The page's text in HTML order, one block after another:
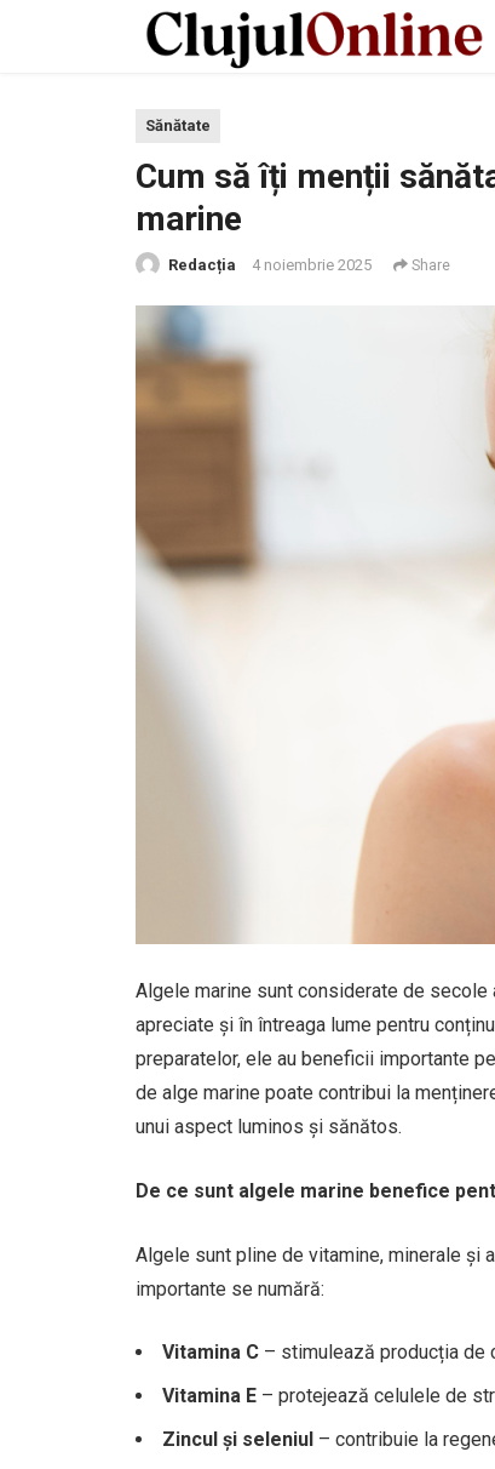
Sănătate
Cum să îți menții
marine
Redacția 4 noiembrie 2025 Share
Algele marine sunt considerate de
apreciate și în întreaga lume pentru
preparatelor, ele au beneficii importante
de alge marine poate contribui la
unui aspect luminos și sănătos.
De ce sunt algele marine benefice
Algele sunt pline de vitamine, minerale și
importante se numără:
Vitamina C – stimulează producția de
Vitamina E – protejează celulele de
Zincul și seleniul – contribuie la